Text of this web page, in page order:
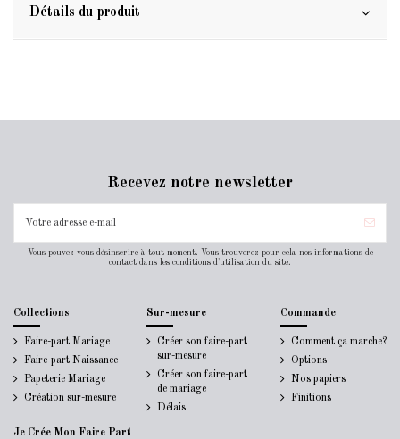
Détails du produit
Recevez notre newsletter
Vous pouvez vous désinscrire à tout moment. Vous trouverez pour cela nos informations de
contact dans les conditions d'utilisation du site.
Collections
Faire-part Mariage
Faire-part Naissance
Papeterie Mariage
Création sur-mesure
Sur-mesure
Créer son faire-part
sur-mesure
Créer son faire-part
de mariage
Délais
Commande
Comment ça marche?
Options
Nos papiers
Finitions
Je Crée Mon Faire Part